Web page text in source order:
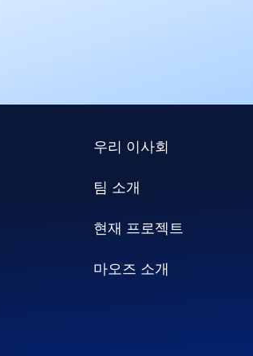
우리 이사회
팀 소개
현재 프로젝트
마오즈 소개